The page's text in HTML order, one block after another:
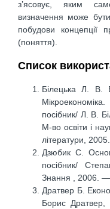
з’ясовує, яким
визначення може
побудови концепції
(поняття).
Список
Білецька Л. В.
посібник/ Л. В.
М-во освіти і
літератури,
Дзюбик С.
посібник/
Знання , 2006.
Дратвер Б.
Борис Дратвер,